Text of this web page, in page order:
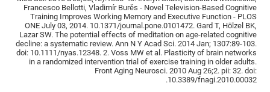
Francesco Bellotti, Vladimír Burěs - Novel Television-Based Cognitive
Training Improves Working Memory and Executive Function - PLOS
ONE July 03, 2014. 10.1371/journal.pone.0101472. Gard T, Hölzel BK,
Lazar SW. The potential effects of meditation on age-related cognitive
decline: a systematic review. Ann N Y Acad Sci. 2014 Jan; 1307:89-103.
doi: 10.1111/nyas.12348. 2. Voss MW et al. Plasticity of brain networks
in a randomized intervention trial of exercise training in older adults.
Front Aging Neurosci. 2010 Aug 26;2. pii: 32. doi:
10.3389/fnagi.2010.00032.